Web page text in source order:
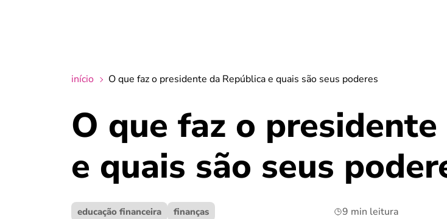
início O que faz o presidente da República e quais são seus poderes
O que faz o
e quais são seus
educação financeira finanças 9 min leitura